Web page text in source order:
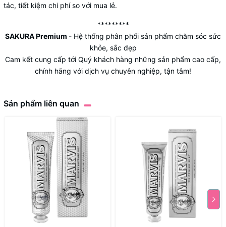
tác, tiết kiệm chi phí so với mua lẻ.
*********
SAKURA Premium - Hệ thống phân phối sản phẩm chăm sóc sức
khỏe, sắc đẹp
Cam kết cung cấp tới Quý khách hàng những sản phẩm cao cấp,
chính hãng với dịch vụ chuyên nghiệp, tận tâm!
Sản phẩm liên quan